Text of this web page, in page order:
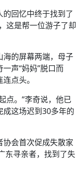
回忆中终于找到了
这是帮一位游子了却
海的屏幕两端，母子
声“妈妈”脱口而
点头。
点。”李奇说，他已
这场迟到30多年的
会首次促成失散家
东寻亲者，找到了失